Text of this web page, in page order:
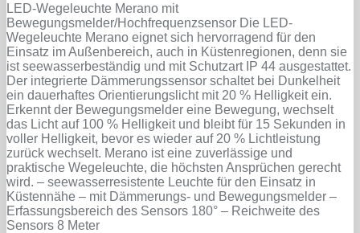
LED-Wegeleuchte Merano mit
Bewegungsmelder/Hochfrequenzsensor Die LED-
Wegeleuchte Merano eignet sich hervorragend für den
Einsatz im Außenbereich, auch in Küstenregionen, denn sie
ist seewasserbeständig und mit Schutzart IP 44 ausgestattet.
Der integrierte Dämmerungssensor schaltet bei Dunkelheit
ein dauerhaftes Orientierungslicht mit 20 % Helligkeit ein.
Erkennt der Bewegungsmelder eine Bewegung, wechselt
das Licht auf 100 % Helligkeit und bleibt für 15 Sekunden in
voller Helligkeit, bevor es wieder auf 20 % Lichtleistung
zurück wechselt. Merano ist eine zuverlässige und
praktische Wegeleuchte, die höchsten Ansprüchen gerecht
wird. – seewasserresistente Leuchte für den Einsatz in
Küstennähe – mit Dämmerungs- und Bewegungsmelder –
Erfassungsbereich des Sensors 180° – Reichweite des
Sensors 8 Meter